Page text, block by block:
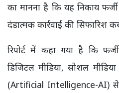
का मानना है कि यह निकाय
दंडात्मक कार्रवाई की सिफारिश
रिपोर्ट में कहा गया है कि
डिजिटल मीडिया, सोशल
(Artificial Intelligence-AI)